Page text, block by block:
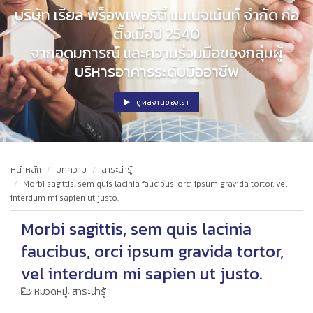
บริษัท เรียล พร็อพเพอร์ตี้ แมเนจเม้นท์ จำกัด ก่อ
ตั้งเมื่อปี 2540
จากอุดมการณ์ และความร่วมมือของกลุ่มผู้
บริหารอาคารระดับมืออาชีพ
ดูผลงานของเรา
หน้าหลัก บทความ
สาระน่ารู้
Morbi sagittis, sem quis lacinia faucibus, orci ipsum gravida tortor, vel
interdum mi sapien ut justo.
Morbi sagittis, sem quis lacinia
faucibus, orci ipsum gravida tortor,
vel interdum mi sapien ut justo.
หมวดหมู่: สาระน่ารู้